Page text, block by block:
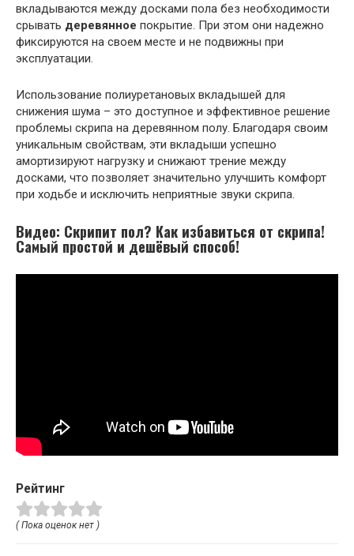
вкладываются между досками пола без необходимости
срывать деревянное покрытие. При этом они надежно
фиксируются на своем месте и не подвижны при
эксплуатации.
Использование полиуретановых вкладышей для
снижения шума – это доступное и эффективное решение
проблемы скрипа на деревянном полу. Благодаря своим
уникальным свойствам, эти вкладыши успешно
амортизируют нагрузку и снижают трение между
досками, что позволяет значительно улучшить комфорт
при ходьбе и исключить неприятные звуки скрипа.
Видео: Скрипит пол? Как избавиться от скрипа!
Самый простой и дешёвый способ!
Рейтинг
( Пока оценок нет )